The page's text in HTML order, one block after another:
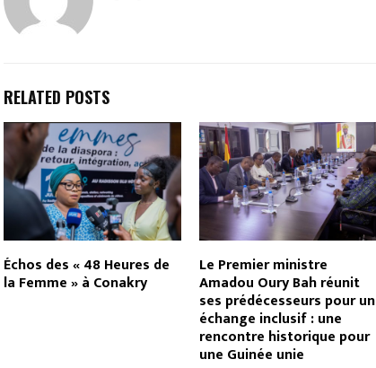
RELATED POSTS
Échos des « 48 Heures de
la Femme » à Conakry
Le Premier ministre
Amadou Oury Bah réunit
ses prédécesseurs pour un
échange inclusif : une
rencontre historique pour
une Guinée unie